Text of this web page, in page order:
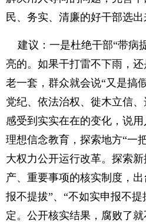
民、务实、清廉的好干部选出
建议：一是杜绝干部“带病
亮的。如果干打雷不下雨，
老一套，群众就会说“又是搞
党纪、依法治权、徙木立信
感受到实实在在的变化，说
理想信念教育，探索地方“一
大权力公开运行改革。探索
产、重要事项的核实制度，
报不提拔”、“不如实申报不
定。公开核实结果，腐败了